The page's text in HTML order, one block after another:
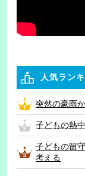
人気ラン
突然の豪雨
子どもの熱
子どもの留
考える